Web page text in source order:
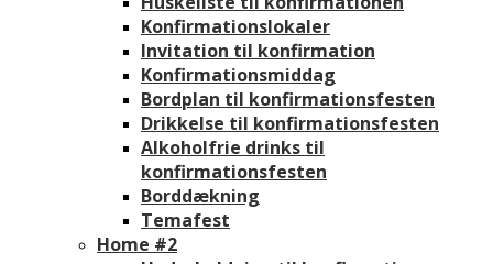
Konfirmationslokaler
Invitation til konfirmation
Konfirmationsmiddag
Bordplan til konfirmationsfesten
Drikkelse til konfirmationsfesten
Alkoholfrie drinks til
konfirmationsfesten
Borddækning
Temafest
Home #2